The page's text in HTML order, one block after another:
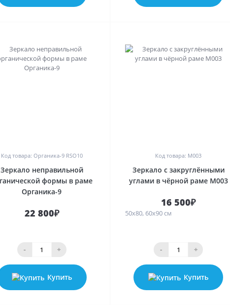
Код товара: Органика-9 RSO10
Зеркало неправильной
формы в раме
Органика-9
22 800₽
- +
Купить
Код товара: M003
Зеркало с закруглёнными
углами в чёрной раме M003
16 500₽
50х80, 60х90 см
- +
Купить